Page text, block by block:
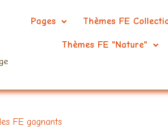
Pages Thèmes FE
Thèmes FE "Nature"
FE gagnants